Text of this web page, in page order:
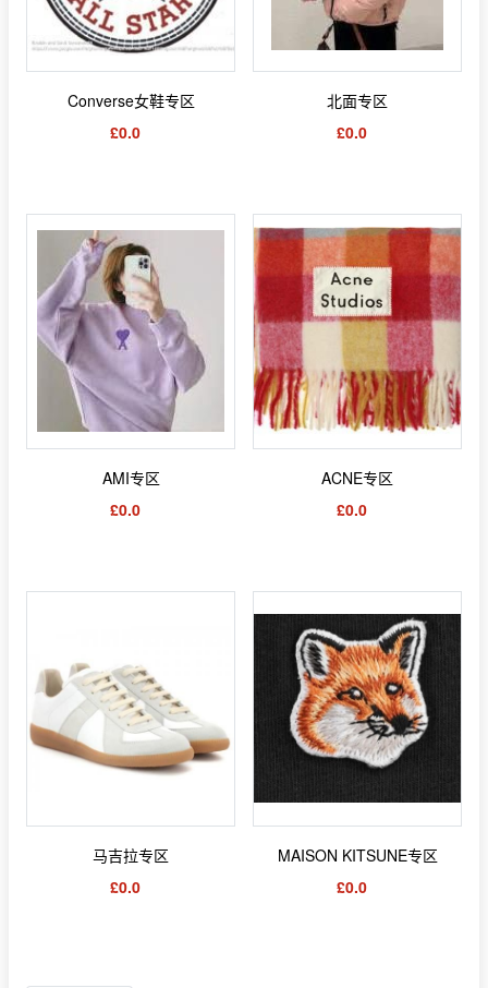
Converse女鞋专区
£0.0
北面专区
£0.0
AMI专区
£0.0
ACNE专区
£0.0
马吉拉专区
£0.0
MAISON KITSUNE专区
£0.0